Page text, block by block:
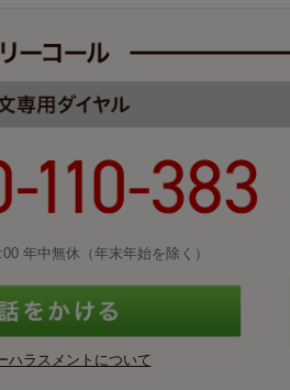
年中無休（年末年始を除く）
ハラスメントについて